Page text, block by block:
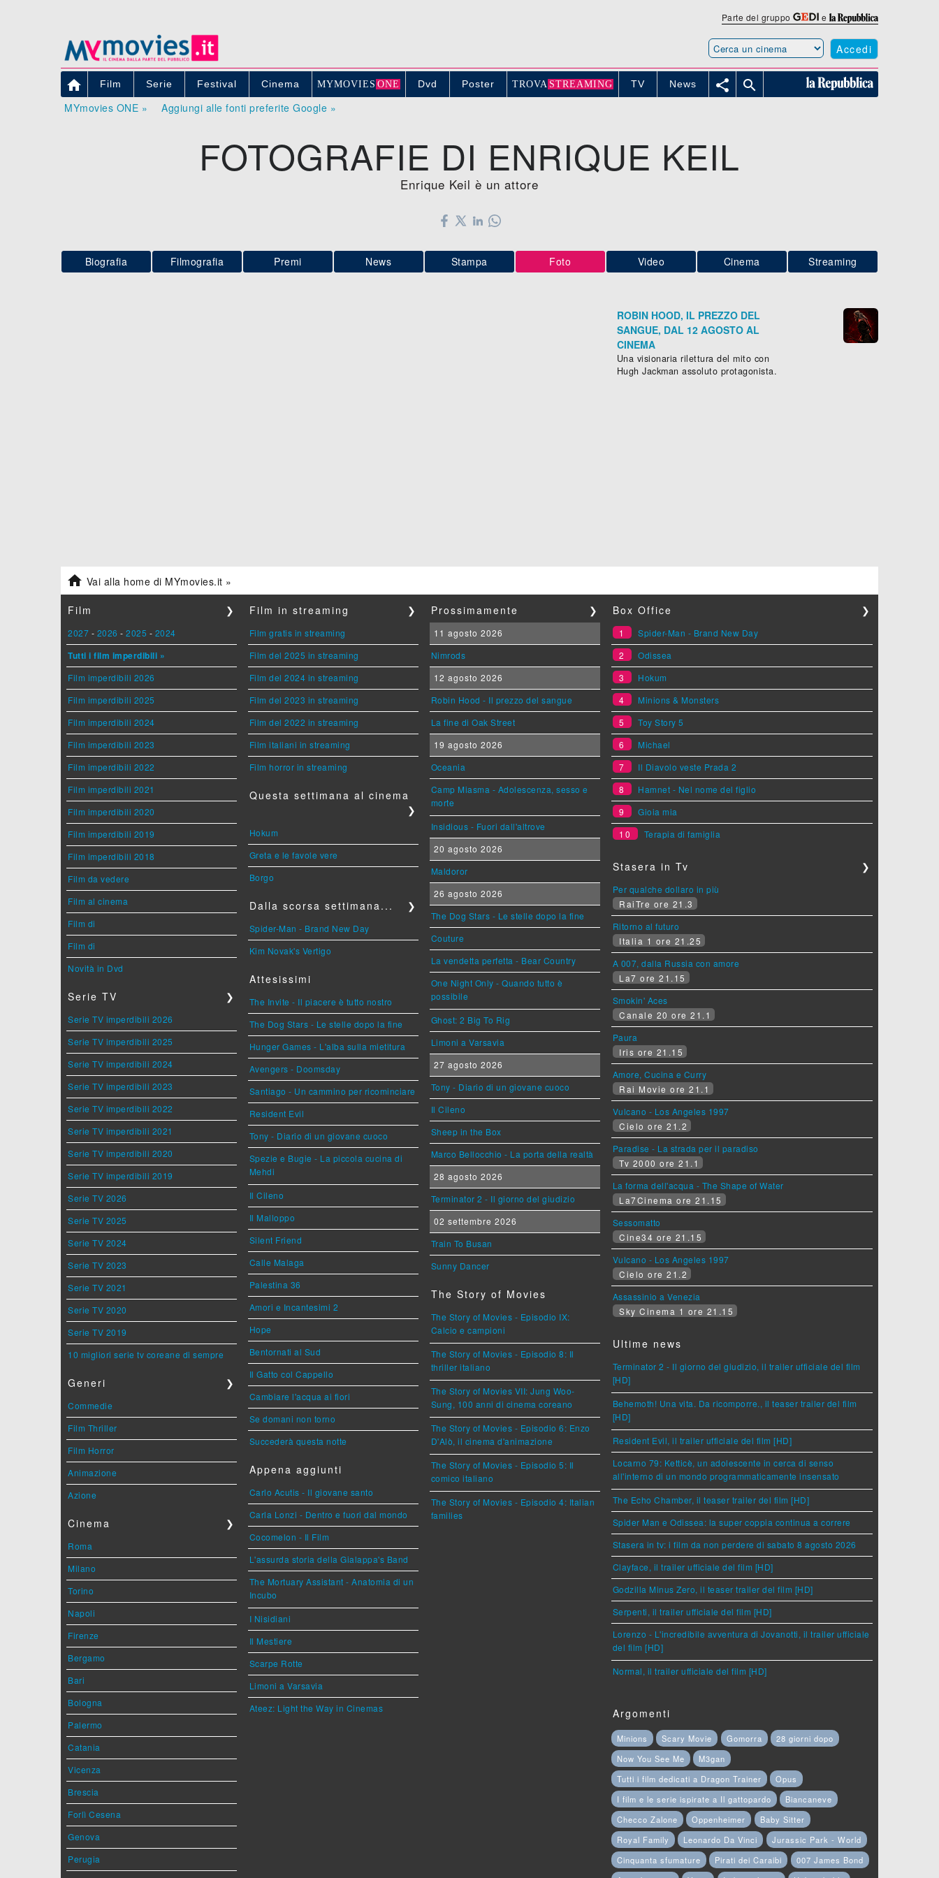
Parte del gruppo e
Accedi
 Film Serie Festival Cinema MYMOVIE S ONE Dvd Poster TROVA STREAMING TV News  
MYmovies ONE » Aggiungi alle fonti preferite Google »
FOTOGRAFIE DI ENRIQUE KEIL
Enrique Keil è un attore
Biografia Filmografia Premi News Stampa Foto Video Cinema Streaming
ROBIN HOOD, IL PREZZO DEL
SANGUE, DAL 12 AGOSTO AL
CINEMA
Una visionaria rilettura del mito con
Hugh Jackman assoluto protagonista.
 Vai alla home di MYmovies.it »
Film ❯
2027 - 2026 - 2025 - 2024
Tutti i film imperdibili »
Film imperdibili 2026
Film imperdibili 2025
Film imperdibili 2024
Film imperdibili 2023
Film imperdibili 2022
Film imperdibili 2021
Film imperdibili 2020
Film imperdibili 2019
Film imperdibili 2018
Film da vedere
Film al cinema
Film di
Film di
Novità in Dvd
Serie TV ❯
Serie TV imperdibili 2026
Serie TV imperdibili 2025
Serie TV imperdibili 2024
Serie TV imperdibili 2023
Serie TV imperdibili 2022
Serie TV imperdibili 2021
Serie TV imperdibili 2020
Serie TV imperdibili 2019
Serie TV 2026
Serie TV 2025
Serie TV 2024
Serie TV 2023
Serie TV 2021
Serie TV 2020
Serie TV 2019
10 migliori serie tv coreane di sempre
Generi ❯
Commedie
Film Thriller
Film Horror
Animazione
Azione
Cinema ❯
Roma
Milano
Torino
Napoli
Firenze
Bergamo
Bari
Bologna
Palermo
Catania
Vicenza
Brescia
Forlì Cesena
Genova
Perugia
Film in streaming ❯
Film gratis in streaming
Film del 2025 in streaming
Film del 2024 in streaming
Film del 2023 in streaming
Film del 2022 in streaming
Film italiani in streaming
Film horror in streaming
Questa settimana al cinema
❯
Hokum
Greta e le favole vere
Borgo
Dalla scorsa settimana... ❯
Spider-Man - Brand New Day
Kim Novak's Vertigo
Attesissimi
The Invite - Il piacere è tutto nostro
The Dog Stars - Le stelle dopo la fine
Hunger Games - L'alba sulla mietitura
Avengers - Doomsday
Santiago - Un cammino per ricominciare
Resident Evil
Tony - Diario di un giovane cuoco
Spezie e Bugie - La piccola cucina di
Mehdi
Il Cileno
Il Malloppo
Silent Friend
Calle Malaga
Palestina 36
Amori e Incantesimi 2
Hope
Bentornati al Sud
Il Gatto col Cappello
Cambiare l'acqua ai fiori
Se domani non torno
Succederà questa notte
Appena aggiunti
Carlo Acutis - Il giovane santo
Carla Lonzi - Dentro e fuori dal mondo
Cocomelon - Il Film
L'assurda storia della Gialappa's Band
The Mortuary Assistant - Anatomia di un
Incubo
I Nisidiani
Il Mestiere
Scarpe Rotte
Limoni a Varsavia
Ateez: Light the Way in Cinemas
Prossimamente ❯
11 agosto 2026
Nimrods
12 agosto 2026
Robin Hood - Il prezzo del sangue
La fine di Oak Street
19 agosto 2026
Oceania
Camp Miasma - Adolescenza, sesso e
morte
Insidious - Fuori dall'altrove
20 agosto 2026
Maldoror
26 agosto 2026
The Dog Stars - Le stelle dopo la fine
Couture
La vendetta perfetta - Bear Country
One Night Only - Quando tutto è
possibile
Ghost: 2 Big To Rig
Limoni a Varsavia
27 agosto 2026
Tony - Diario di un giovane cuoco
Il Cileno
Sheep in the Box
Marco Bellocchio - La porta della realtà
28 agosto 2026
Terminator 2 - Il giorno del giudizio
02 settembre 2026
Train To Busan
Sunny Dancer
The Story of Movies
The Story of Movies - Episodio IX:
Calcio e campioni
The Story of Movies - Episodio 8: Il
thriller italiano
The Story of Movies VII: Jung Woo-
Sung, 100 anni di cinema coreano
The Story of Movies - Episodio 6: Enzo
D'Alò, il cinema d'animazione
The Story of Movies - Episodio 5: Il
comico italiano
The Story of Movies - Episodio 4: Italian
families
Box Office ❯
1
Spider-Man - Brand New Day
2
Odissea
3
Hokum
4
Minions & Monsters
5
Toy Story 5
6
Michael
7
Il Diavolo veste Prada 2
8
Hamnet - Nel nome del figlio
9
Gioia mia
10
Terapia di famiglia
Stasera in Tv ❯
Per qualche dollaro in più
RaiTre ore 21.3
Ritorno al futuro
Italia 1 ore 21.25
A 007, dalla Russia con amore
La7 ore 21.15
Smokin' Aces
Canale 20 ore 21.1
Paura
Iris ore 21.15
Amore, Cucina e Curry
Rai Movie ore 21.1
Vulcano - Los Angeles 1997
Cielo ore 21.2
Paradise - La strada per il paradiso
Tv 2000 ore 21.1
La forma dell'acqua - The Shape of Water
La7Cinema ore 21.15
Sessomatto
Cine34 ore 21.15
Vulcano - Los Angeles 1997
Cielo ore 21.2
Assassinio a Venezia
Sky Cinema 1 ore 21.15
Ultime news
Terminator 2 - Il giorno del giudizio, il trailer ufficiale del film
[HD]
Behemoth! Una vita. Da ricomporre., il teaser trailer del film
[HD]
Resident Evil, il trailer ufficiale del film [HD]
Locarno 79: Ketticè, un adolescente in cerca di senso
all'interno di un mondo programmaticamente insensato
The Echo Chamber, il teaser trailer del film [HD]
Spider Man e Odissea: la super coppia continua a correre
Stasera in tv: i film da non perdere di sabato 8 agosto 2026
Clayface, il trailer ufficiale del film [HD]
Godzilla Minus Zero, il teaser trailer del film [HD]
Serpenti, il trailer ufficiale del film [HD]
Lorenzo - L'incredibile avventura di Jovanotti, il trailer ufficiale
del film [HD]
Normal, il trailer ufficiale del film [HD]
Argomenti
Minions Scary Movie Gomorra
28 giorni dopo
Now You See Me
M3gan
Tutti i film dedicati a Dragon Trainer
Opus
I film e le serie ispirate a Il gattopardo
Biancaneve
Checco Zalone
Oppenheimer
Baby Sitter
Royal Family
Leonardo Da Vinci
Jurassic Park - World
Cinquanta sfumature
Pirati dei Caraibi
007 James Bond